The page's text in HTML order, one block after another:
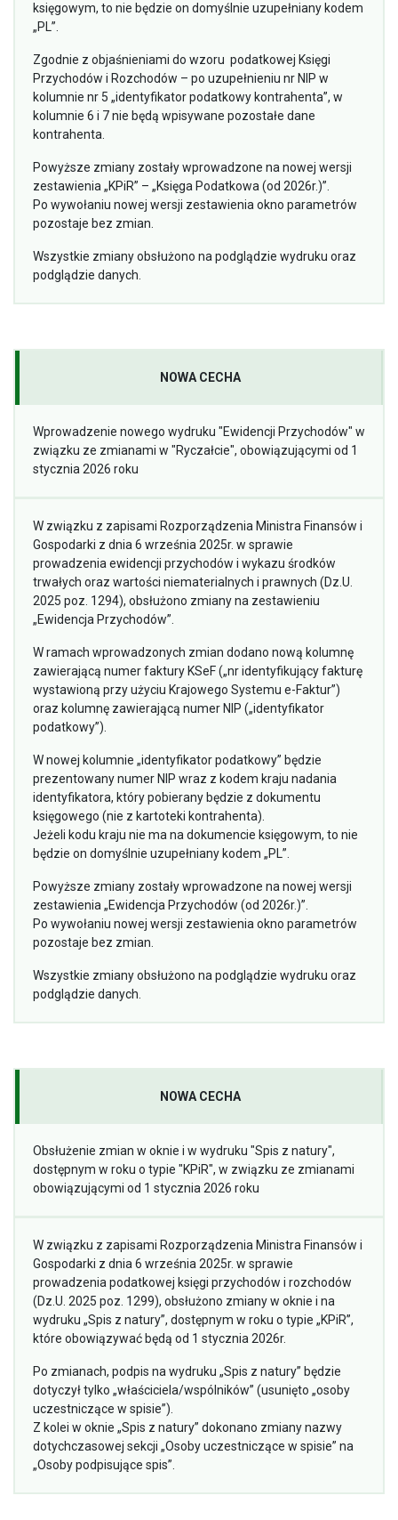
księgowym, to nie będzie on domyślnie uzupełniany kodem
„PL”.
Zgodnie z objaśnieniami do wzoru podatkowej Księgi
Przychodów i Rozchodów – po uzupełnieniu nr NIP w
kolumnie nr 5 „identyfikator podatkowy kontrahenta”, w
kolumnie 6 i 7 nie będą wpisywane pozostałe dane
kontrahenta.
Powyższe zmiany zostały wprowadzone na nowej wersji
zestawienia „KPiR” – „Księga Podatkowa (od 2026r.)”.
Po wywołaniu nowej wersji zestawienia okno parametrów
pozostaje bez zmian.
Wszystkie zmiany obsłużono na podglądzie wydruku oraz
podglądzie danych.
NOWA CECHA
Wprowadzenie nowego wydruku "Ewidencji Przychodów" w
związku ze zmianami w "Ryczałcie", obowiązującymi od 1
stycznia 2026 roku
W związku z zapisami Rozporządzenia Ministra Finansów i
Gospodarki z dnia 6 września 2025r. w sprawie
prowadzenia ewidencji przychodów i wykazu środków
trwałych oraz wartości niematerialnych i prawnych (Dz.U.
2025 poz. 1294), obsłużono zmiany na zestawieniu
„Ewidencja Przychodów”.
W ramach wprowadzonych zmian dodano nową kolumnę
zawierającą numer faktury KSeF („nr identyfikujący fakturę
wystawioną przy użyciu Krajowego Systemu e-Faktur”)
oraz kolumnę zawierającą numer NIP („identyfikator
podatkowy”).
W nowej kolumnie „identyfikator podatkowy” będzie
prezentowany numer NIP wraz z kodem kraju nadania
identyfikatora, który pobierany będzie z dokumentu
księgowego (nie z kartoteki kontrahenta).
Jeżeli kodu kraju nie ma na dokumencie księgowym, to nie
będzie on domyślnie uzupełniany kodem „PL”.
Powyższe zmiany zostały wprowadzone na nowej wersji
zestawienia „Ewidencja Przychodów (od 2026r.)”.
Po wywołaniu nowej wersji zestawienia okno parametrów
pozostaje bez zmian.
Wszystkie zmiany obsłużono na podglądzie wydruku oraz
podglądzie danych.
NOWA CECHA
Obsłużenie zmian w oknie i w wydruku "Spis z natury",
dostępnym w roku o typie "KPiR", w związku ze zmianami
obowiązującymi od 1 stycznia 2026 roku
W związku z zapisami Rozporządzenia Ministra Finansów i
Gospodarki z dnia 6 września 2025r. w sprawie
prowadzenia podatkowej księgi przychodów i rozchodów
(Dz.U. 2025 poz. 1299), obsłużono zmiany w oknie i na
wydruku „Spis z natury”, dostępnym w roku o typie „KPiR”,
które obowiązywać będą od 1 stycznia 2026r.
Po zmianach, podpis na wydruku „Spis z natury” będzie
dotyczył tylko „właściciela/wspólników” (usunięto „osoby
uczestniczące w spisie”).
Z kolei w oknie „Spis z natury” dokonano zmiany nazwy
dotychczasowej sekcji „Osoby uczestniczące w spisie” na
„Osoby podpisujące spis”.